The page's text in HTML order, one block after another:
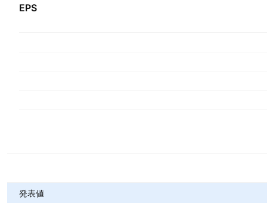
EPS
発表値